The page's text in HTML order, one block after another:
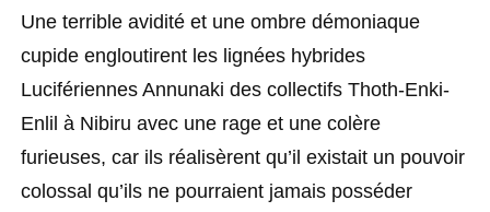
Une terrible avidité et une ombre démoniaque
cupide engloutirent les lignées hybrides
Lucifériennes Annunaki des collectifs Thoth-Enki-
Enlil à Nibiru avec une rage et une colère
furieuses, car ils réalisèrent qu’il existait un pouvoir
colossal qu’ils ne pourraient jamais posséder